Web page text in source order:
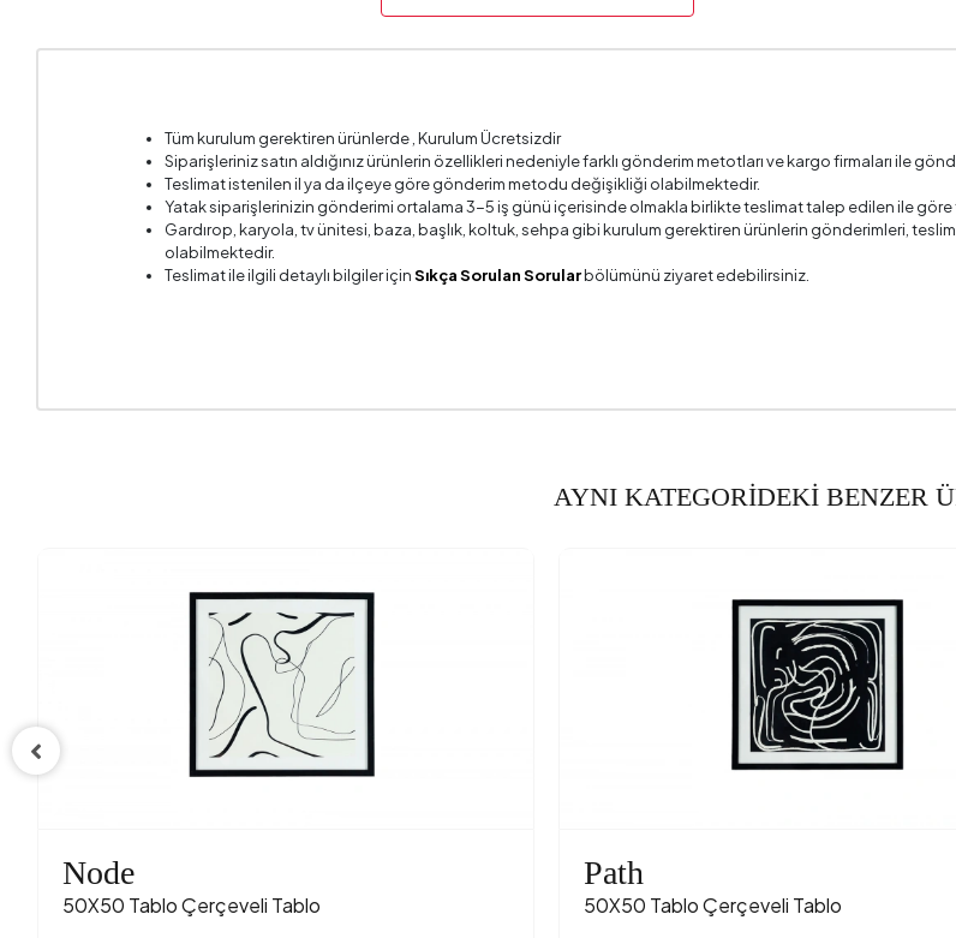
Tüm kurulum gerektiren ürünlerde , Kurulum Ücretsizdir
Siparişleriniz satın aldığınız ürünlerin özellikleri nedeniyle farklı gönderim metotları ve kargo firmaları ile
Teslimat istenilen il ya da ilçeye göre gönderim metodu değişikliği olabilmektedir.
Yatak siparişlerinizin gönderimi ortalama 3-5 iş günü içerisinde olmakla birlikte teslimat talep edilen ile
Gardırop, karyola, tv ünitesi, baza, başlık, koltuk, sehpa gibi kurulum gerektiren ürünlerin gönderimleri,
olabilmektedir.
Teslimat ile ilgili detaylı bilgiler içinSıkça Sorulan Sorularbölümünü ziyaret edebilirsiniz.
AYNI KATEGORİDEKİ BENZER
Node
50X50 Tablo Çerçeveli Tablo
Path
50X50 Tablo Çerçeveli Tablo